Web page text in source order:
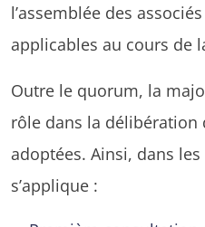
l’assemblée des
applicables au cours de
Outre le quorum, la
rôle dans la délibération
adoptées. Ainsi, dans
s’applique :